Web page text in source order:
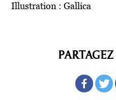
Illustration : Gallica